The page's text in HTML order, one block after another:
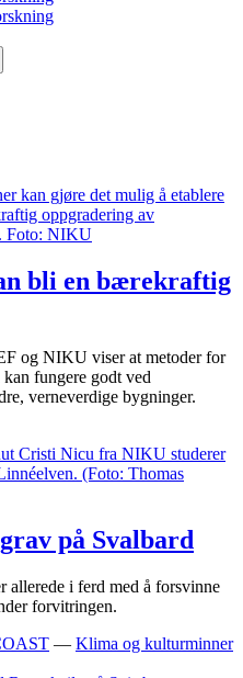
bli en bærekraftig
og NIKU viser at metoder for
fungere godt ved
verneverdige bygninger.
på Svalbard
allerede i ferd med å forsvinne
forvitringen.
— Klima og kulturminner